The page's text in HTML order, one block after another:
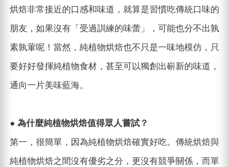
烘焙非常接近的口感和味道，就算是習慣吃傳統口味的
朋友，如果沒有「受過訓練的味蕾」，可能也分不出孰
素孰葷呢！當然，純植物烘焙也不只是一味地模仿，只
要好好發揮純植物食材，甚至可以獨創出嶄新的味道，
通向一片美味藍海。
● 為什麼純植物烘焙值得眾人嘗試？
第一，很簡單，因為純植物烘焙確實好吃。傳統烘焙與
純植物烘焙之間沒有優劣之分，更沒有競爭關係，而單